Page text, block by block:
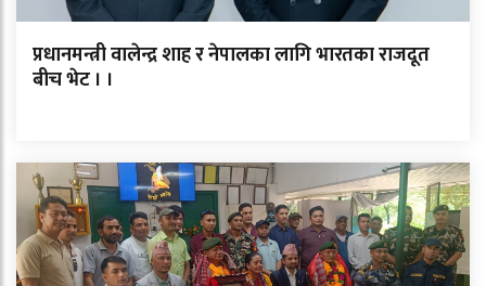
प्रधानमन्त्री वालेन्द्र शाह र नेपालका लागि भारतका राजदूत
बीच भेट । ।